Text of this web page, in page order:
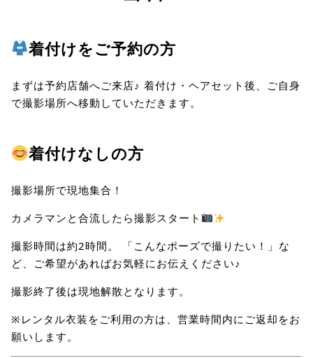
着付けをご予約の方
まずは予約店舗へご来店♪ 着付け・ヘアセット後、ご自身
で撮影場所へ移動していただきます。
着付けなしの方
撮影場所で現地集合！
カメラマンと合流したら撮影スタート
撮影時間は約2時間。 「こんなポーズで撮りたい！」な
ど、ご希望があればお気軽にお伝えください♪
撮影終了後は現地解散となります。
※レンタル衣装をご利用の方は、営業時間内にご返却をお
願いします。